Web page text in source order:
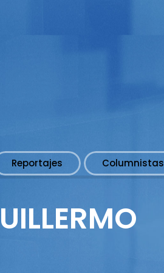
Reportajes Columnistas